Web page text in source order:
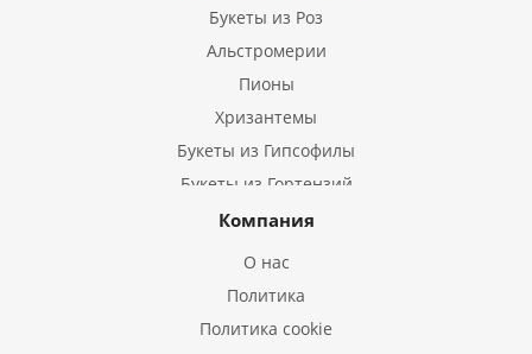
Букеты из Роз
Альстромерии
Пионы
Хризантемы
Букеты из Гипсофилы
Букеты из Гортензий
Букеты из Ирисов
Букеты из Эустом
Компания
О нас
Политика
Политика cookie